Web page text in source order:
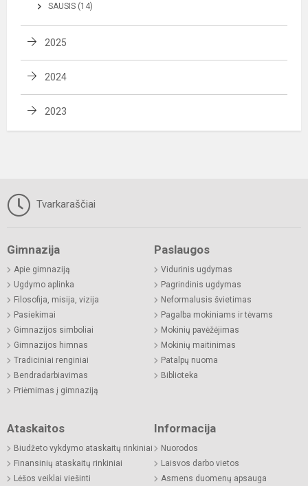
SAUSIS (14)
2025
2024
2023
Tvarkaraščiai
Gimnazija
Apie gimnaziją
Ugdymo aplinka
Filosofija, misija, vizija
Pasiekimai
Gimnazijos simboliai
Gimnazijos himnas
Tradiciniai renginiai
Bendradarbiavimas
Priėmimas į gimnaziją
Paslaugos
Vidurinis ugdymas
Pagrindinis ugdymas
Neformalusis švietimas
Pagalba mokiniams ir tėvams
Mokinių pavėžėjimas
Mokinių maitinimas
Patalpų nuoma
Biblioteka
Ataskaitos
Biudžeto vykdymo ataskaitų rinkiniai
Finansinių ataskaitų rinkiniai
Lėšos veiklai viešinti
Informacija
Nuorodos
Laisvos darbo vietos
Asmens duomenų apsauga